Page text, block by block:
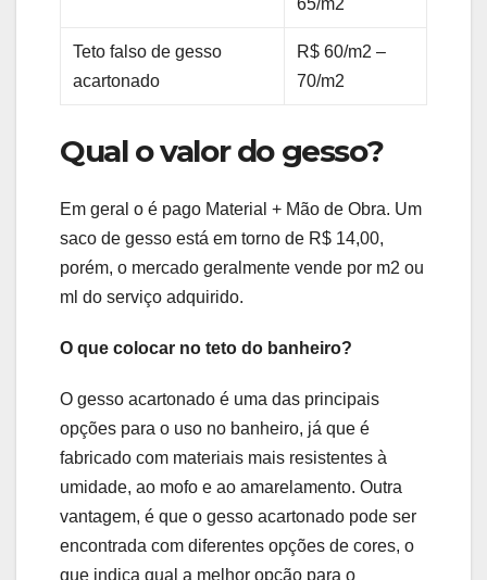
Teto falso de gesso
acartonado
R$ 60/m2 –
70/m2
Qual o valor do gesso?
Em geral o é pago Material + Mão de Obra. Um
saco de gesso está em torno de R$ 14,00,
porém, o mercado geralmente vende por m2 ou
ml do serviço adquirido.
O que colocar no teto do banheiro?
O gesso acartonado é uma das principais
opções para o uso no banheiro, já que é
fabricado com materiais mais resistentes à
umidade, ao mofo e ao amarelamento. Outra
vantagem, é que o gesso acartonado pode ser
encontrada com diferentes opções de cores, o
que indica qual a melhor opção para o